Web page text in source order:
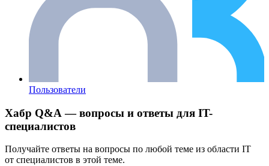
Пользователи
Хабр Q&A — вопросы и ответы для IT-
специалистов
Получайте ответы на вопросы по любой теме из области IT
от специалистов в этой теме.